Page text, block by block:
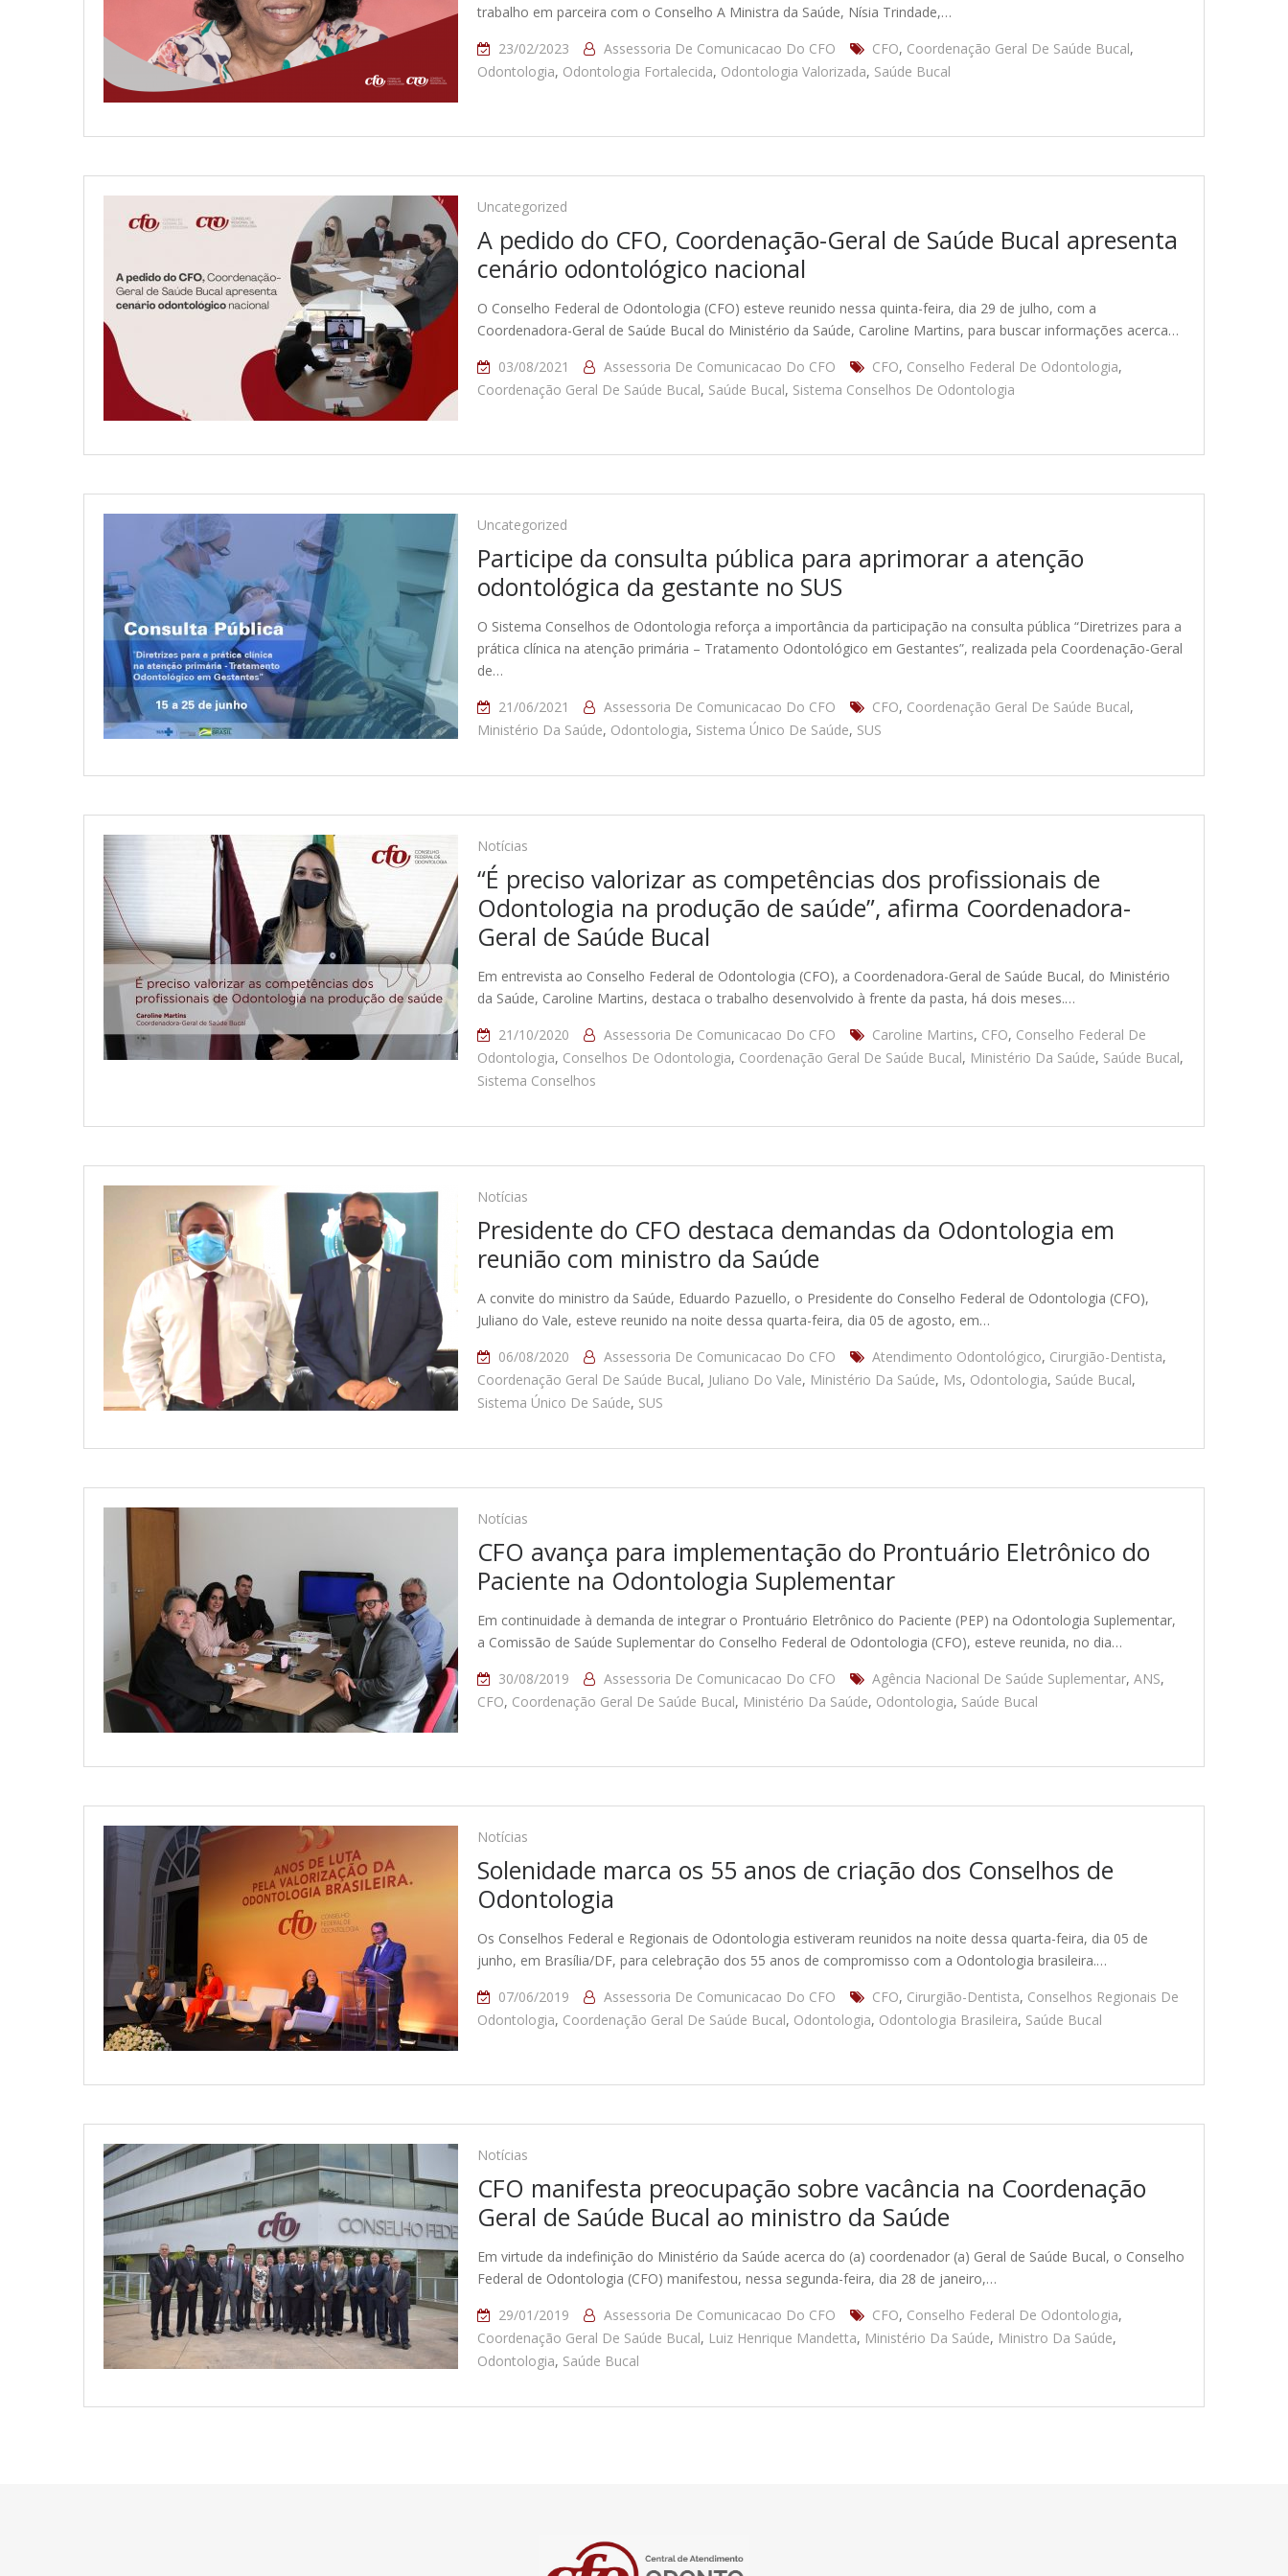
trabalho em parceira com o Conselho A Ministra da Saúde, Nísia Trindade,…
23/02/2023
Assessoria De Comunicacao Do CFO CFO, Coordenação Geral De Saúde Bucal,
Odontologia, Odontologia Fortalecida, Odontologia Valorizada, Saúde Bucal
Uncategorized
A pedido do CFO, Coordenação-Geral de Saúde Bucal apresenta
cenário odontológico nacional
O Conselho Federal de Odontologia (CFO) esteve reunido nessa quinta-feira, dia 29 de julho, com a
Coordenadora-Geral de Saúde Bucal do Ministério da Saúde, Caroline Martins, para buscar informações acerca…
03/08/2021
Assessoria De Comunicacao Do CFO CFO, Conselho Federal De Odontologia,
Coordenação Geral De Saúde Bucal, Saúde Bucal, Sistema Conselhos De Odontologia
Uncategorized
Participe da consulta pública para aprimorar a atenção
odontológica da gestante no SUS
O Sistema Conselhos de Odontologia reforça a importância da participação na consulta pública “Diretrizes para a
prática clínica na atenção primária – Tratamento Odontológico em Gestantes”, realizada pela Coordenação-Geral
de…
21/06/2021
Assessoria De Comunicacao Do CFO CFO, Coordenação Geral De Saúde Bucal,
Ministério Da Saúde, Odontologia, Sistema Único De Saúde, SUS
Notícias
“É preciso valorizar as competências dos profissionais de
Odontologia na produção de saúde”, afirma Coordenadora-
Geral de Saúde Bucal
Em entrevista ao Conselho Federal de Odontologia (CFO), a Coordenadora-Geral de Saúde Bucal, do Ministério
da Saúde, Caroline Martins, destaca o trabalho desenvolvido à frente da pasta, há dois meses.…
21/10/2020
Assessoria De Comunicacao Do CFO Caroline Martins, CFO, Conselho Federal De
Odontologia, Conselhos De Odontologia, Coordenação Geral De Saúde Bucal, Ministério Da Saúde, Saúde Bucal,
Sistema Conselhos
Notícias
Presidente do CFO destaca demandas da Odontologia em
reunião com ministro da Saúde
A convite do ministro da Saúde, Eduardo Pazuello, o Presidente do Conselho Federal de Odontologia (CFO),
Juliano do Vale, esteve reunido na noite dessa quarta-feira, dia 05 de agosto, em…
06/08/2020
Assessoria De Comunicacao Do CFO Atendimento Odontológico, Cirurgião-Dentista,
Coordenação Geral De Saúde Bucal, Juliano Do Vale, Ministério Da Saúde, Ms, Odontologia, Saúde Bucal,
Sistema Único De Saúde, SUS
Notícias
CFO avança para implementação do Prontuário Eletrônico do
Paciente na Odontologia Suplementar
Em continuidade à demanda de integrar o Prontuário Eletrônico do Paciente (PEP) na Odontologia Suplementar,
a Comissão de Saúde Suplementar do Conselho Federal de Odontologia (CFO), esteve reunida, no dia…
30/08/2019
Assessoria De Comunicacao Do CFO Agência Nacional De Saúde Suplementar, ANS,
CFO, Coordenação Geral De Saúde Bucal, Ministério Da Saúde, Odontologia, Saúde Bucal
Notícias
Solenidade marca os 55 anos de criação dos Conselhos de
Odontologia
Os Conselhos Federal e Regionais de Odontologia estiveram reunidos na noite dessa quarta-feira, dia 05 de
junho, em Brasília/DF, para celebração dos 55 anos de compromisso com a Odontologia brasileira.…
07/06/2019
Assessoria De Comunicacao Do CFO CFO, Cirurgião-Dentista, Conselhos Regionais De
Odontologia, Coordenação Geral De Saúde Bucal, Odontologia, Odontologia Brasileira, Saúde Bucal
Notícias
CFO manifesta preocupação sobre vacância na Coordenação
Geral de Saúde Bucal ao ministro da Saúde
Em virtude da indefinição do Ministério da Saúde acerca do (a) coordenador (a) Geral de Saúde Bucal, o Conselho
Federal de Odontologia (CFO) manifestou, nessa segunda-feira, dia 28 de janeiro,…
29/01/2019
Assessoria De Comunicacao Do CFO CFO, Conselho Federal De Odontologia,
Coordenação Geral De Saúde Bucal, Luiz Henrique Mandetta, Ministério Da Saúde, Ministro Da Saúde,
Odontologia, Saúde Bucal